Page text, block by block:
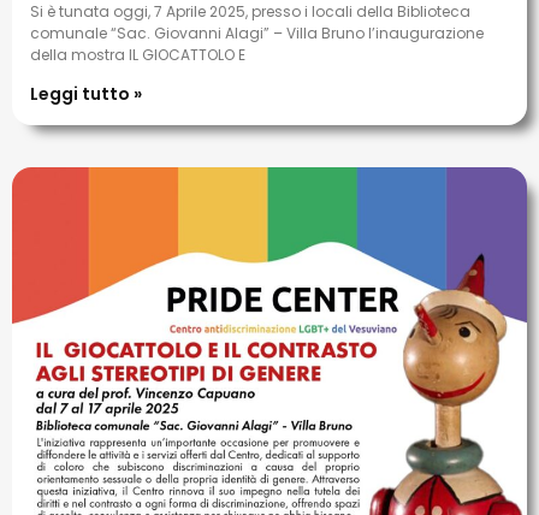
Si è tunata oggi, 7 Aprile 2025, presso i locali della Biblioteca
comunale “Sac. Giovanni Alagi” – Villa Bruno l’inaugurazione
della mostra IL GIOCATTOLO E
Leggi tutto »